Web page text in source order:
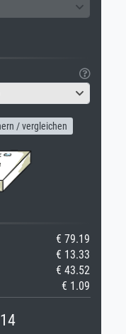
/ vergleichen
€ 79.19
€ 13.33
€ 43.52
€ 1.09